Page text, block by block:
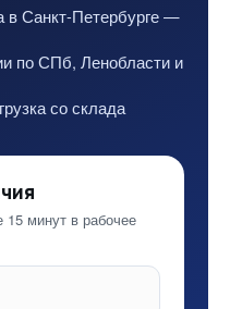
в Санкт-Петербурге —
по СПб, Ленобласти и
со склада
15 минут в рабочее